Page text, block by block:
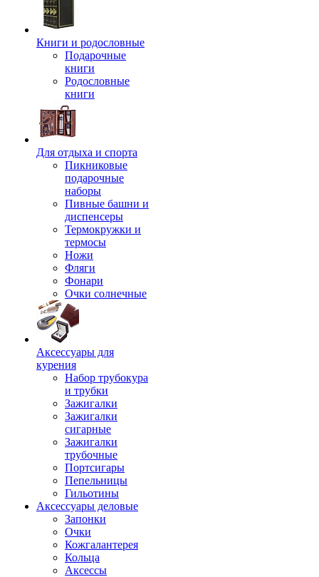
Книги и родословные
Подарочные
книги
Родословные
книги
Для отдыха и спорта
Пикниковые
подарочные
наборы
Пивные башни и
диспенсеры
Термокружки и
термосы
Ножи
Фляги
Фонари
Очки солнечные
Аксессуары для
курения
Набор трубокура
и трубки
Зажигалки
Зажигалки
сигарные
Зажигалки
трубочные
Портсигары
Пепельницы
Гильотины
Аксессуары деловые
Запонки
Очки
Кожгалантерея
Кольца
Аксессы